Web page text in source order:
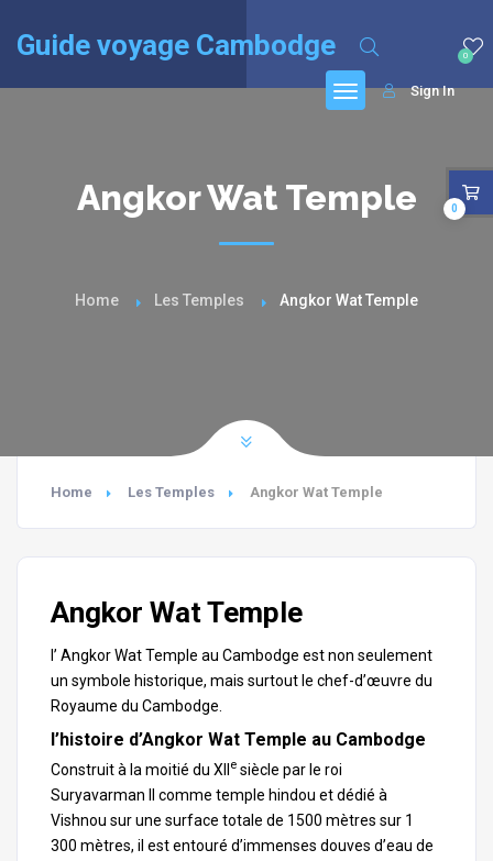
Guide voyage Cambodge 0
Sign In
Angkor Wat Temple
Home Les Temples Angkor Wat Temple
Home Les Temples Angkor Wat Temple
Angkor Wat Temple
l’ Angkor WatTemple au Cambodge est non seulement
un symbole historique, mais surtout le chef-d’œuvre du
Royaume du Cambodge.
l’histoire d’Angkor Wat Temple au Cambodge
Construit à la moitié du XII e siècle par le roi
Suryavarman II comme temple hindou et dédié à
Vishnou sur une surface totale de 1500 mètres sur 1
300 mètres, il est entouré d’immenses douves d’eau de
0